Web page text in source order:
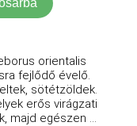
orientalis
fejlődő évelő.
sötétzöldek.
erős virágzati
majd egészen ...